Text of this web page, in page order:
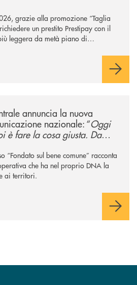
grazie alla promozione “Taglia
un prestito Prestipay con il
leggera da metà piano di
annuncia la nuova
nazionale: “Oggi
è fare la cosa giusta. Da
“Fondato sul bene comune” racconta
che ha nel proprio DNA la
ai territori.